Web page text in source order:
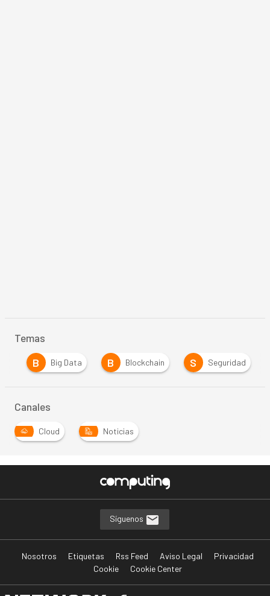
Temas
B Big Data B Blockchain S Seguridad
Canales
Cloud Noticias
Síguenos
Nosotros Etiquetas Rss Feed Aviso Legal
Privacidad
Cookie
Cookie Center